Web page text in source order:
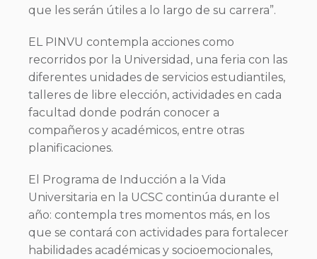
que les serán útiles a lo largo de su carrera”.
EL PINVU contempla acciones como
recorridos por la Universidad, una feria con las
diferentes unidades de servicios estudiantiles,
talleres de libre elección, actividades en cada
facultad donde podrán conocer a
compañeros y académicos, entre otras
planificaciones.
El Programa de Inducción a la Vida
Universitaria en la UCSC continúa durante el
año: contempla tres momentos más, en los
que se contará con actividades para fortalecer
habilidades académicas y socioemocionales,